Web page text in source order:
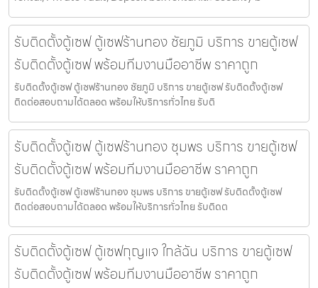
รับติดตั้งตู้เซฟ ตู้เซฟร้านทอง ชัยภูมิ บริการ ขายตู้เซฟ
รับติดตั้งตู้เซฟ พร้อมทีมงานมืออาชีพ ราคาถูก
รับติดตั้งตู้เซฟ ตู้เซฟร้านทอง ชัยภูมิ บริการ ขายตู้เซฟ รับติดตั้งตู้เซฟ
ติดต่อสอบถามได้ตลอด พร้อมให้บริการทั่วไทย รับติ
รับติดตั้งตู้เซฟ ตู้เซฟร้านทอง ชุมพร บริการ ขายตู้เซฟ
รับติดตั้งตู้เซฟ พร้อมทีมงานมืออาชีพ ราคาถูก
รับติดตั้งตู้เซฟ ตู้เซฟร้านทอง ชุมพร บริการ ขายตู้เซฟ รับติดตั้งตู้เซฟ
ติดต่อสอบถามได้ตลอด พร้อมให้บริการทั่วไทย รับติดต
รับติดตั้งตู้เซฟ ตู้เซฟกุญแจ ใกล้ฉัน บริการ ขายตู้เซฟ
รับติดตั้งตู้เซฟ พร้อมทีมงานมืออาชีพ ราคาถูก